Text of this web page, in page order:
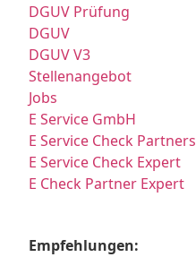
DGUV Prüfung
DGUV
DGUV V3
Stellenangebot
Jobs
E Service GmbH
E Service Check Partners
E Service Check Expert
E Check Partner Expert
Empfehlungen: